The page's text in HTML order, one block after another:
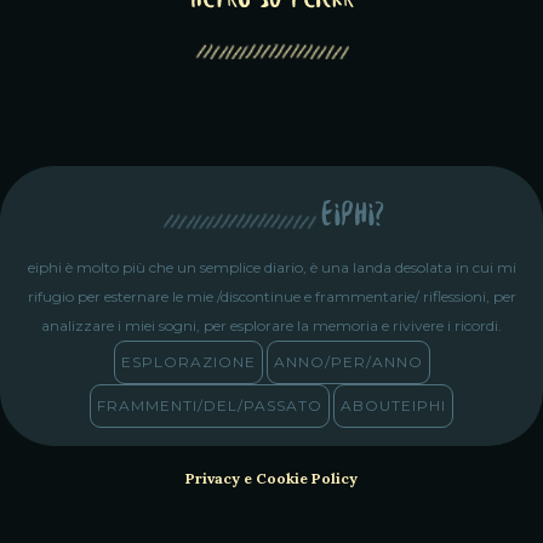
eiphi?
eiphi è molto più che un semplice diario, è una landa desolata in cui mi
rifugio per esternare le mie /discontinue e frammentarie/ riflessioni, per
analizzare i miei sogni, per esplorare la memoria e rivivere i ricordi.
ESPLORAZIONE
ANNO/PER/ANNO
FRAMMENTI/DEL/PASSATO ABOUTEIPHI
Privacy e Cookie Policy